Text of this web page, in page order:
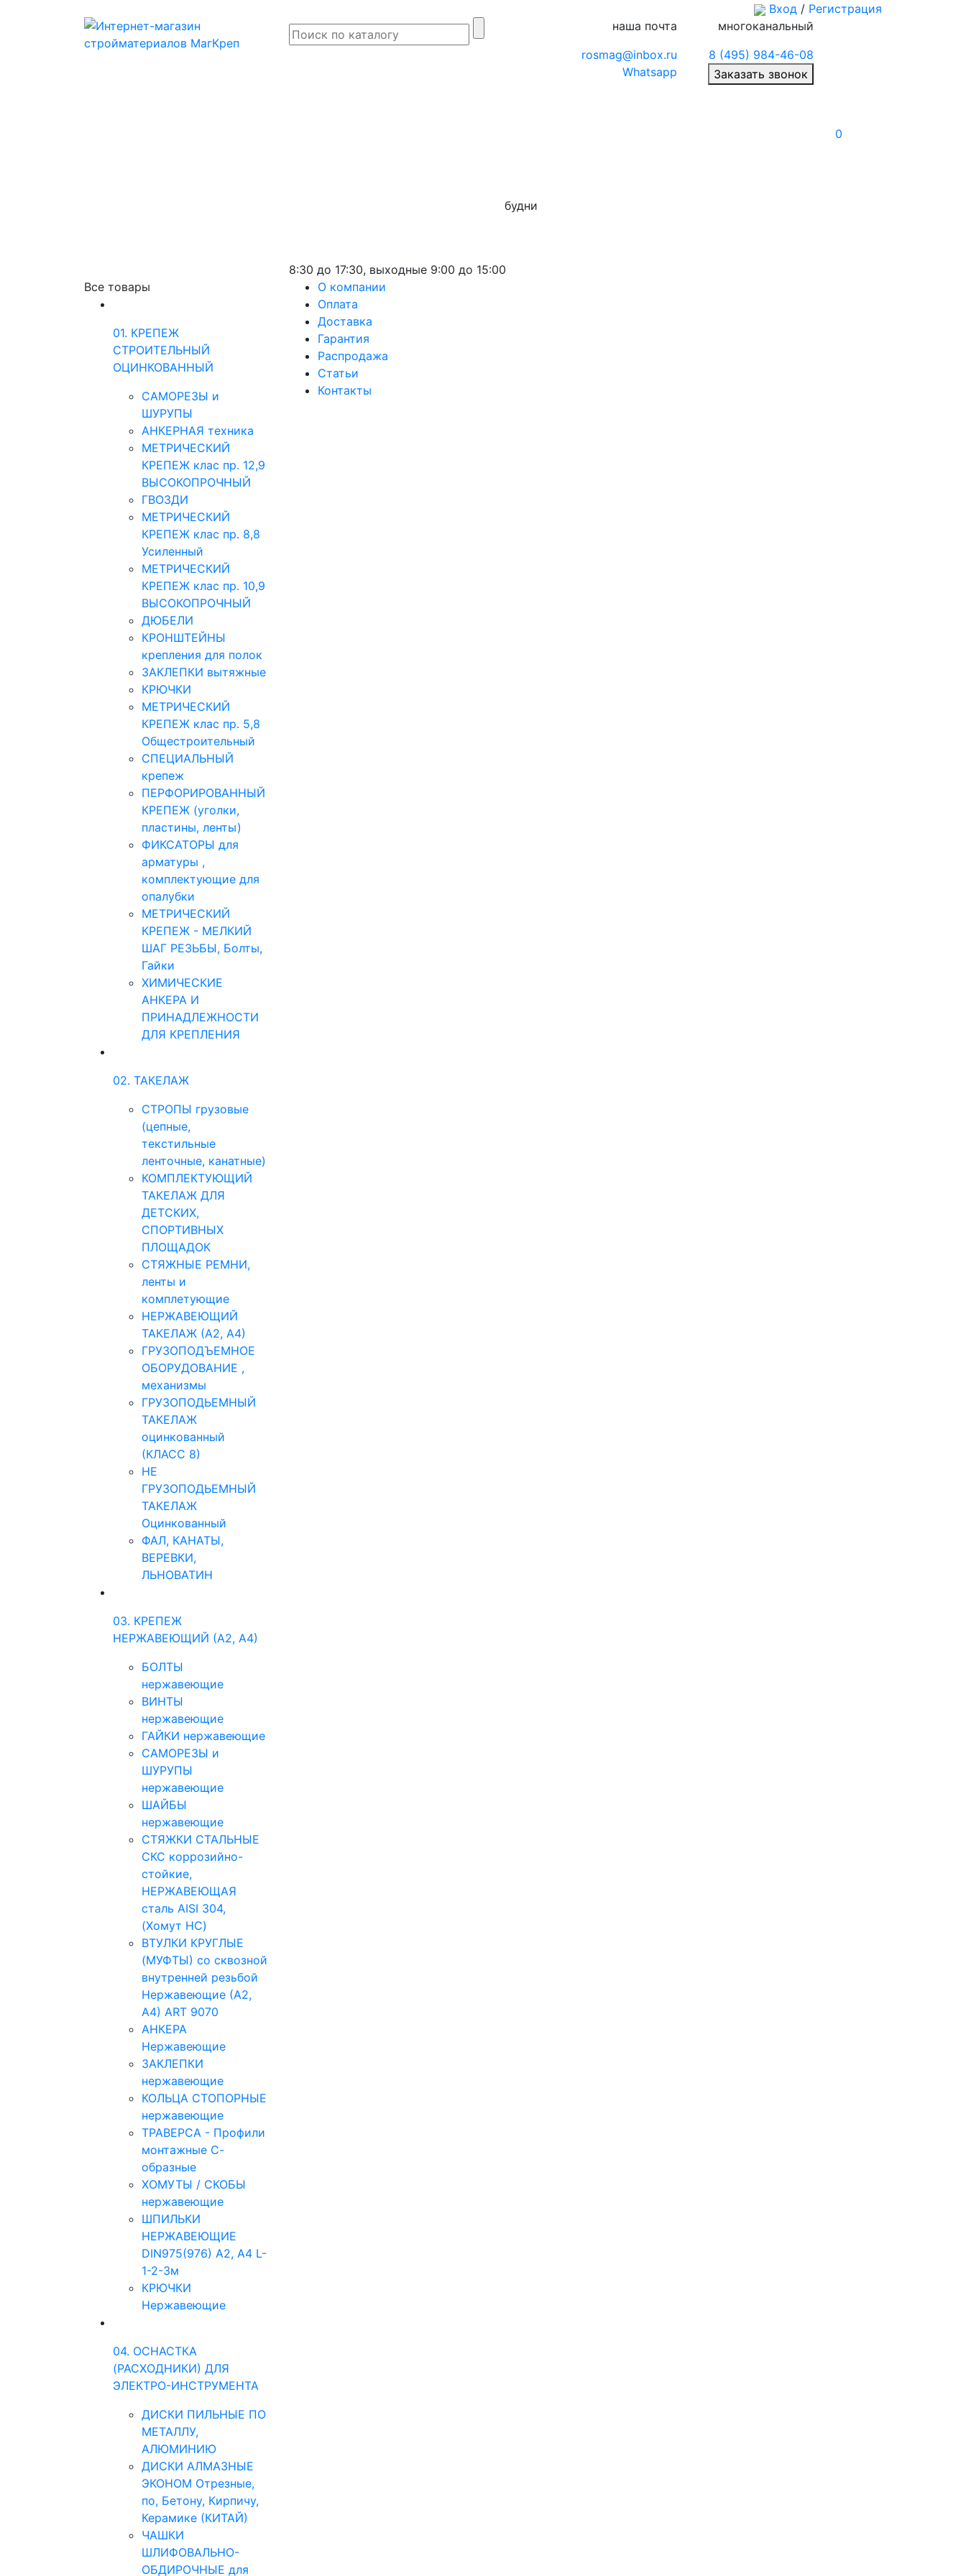
Вход / Регистрация
будни
8:30 до 17:30, выходные 9:00 до 15:00
наша почта
rosmag@inbox.ru
Whatsapp
многоканальный
8 (495) 984-46-08
Заказать звонок
0
Все товары
01. КРЕПЕЖ
СТРОИТЕЛЬНЫЙ
ОЦИНКОВАННЫЙ
САМОРЕЗЫ и
ШУРУПЫ
АНКЕРНАЯ техника
МЕТРИЧЕСКИЙ
КРЕПЕЖ клас пр. 12,9
ВЫСОКОПРОЧНЫЙ
ГВОЗДИ
МЕТРИЧЕСКИЙ
КРЕПЕЖ клас пр. 8,8
Усиленный
МЕТРИЧЕСКИЙ
КРЕПЕЖ клас пр. 10,9
ВЫСОКОПРОЧНЫЙ
ДЮБЕЛИ
КРОНШТЕЙНЫ
крепления для полок
ЗАКЛЕПКИ вытяжные
КРЮЧКИ
МЕТРИЧЕСКИЙ
КРЕПЕЖ клас пр. 5,8
Общестроительный
СПЕЦИАЛЬНЫЙ
крепеж
ПЕРФОРИРОВАННЫЙ
КРЕПЕЖ (уголки,
пластины, ленты)
ФИКСАТОРЫ для
арматуры ,
комплектующие для
опалубки
МЕТРИЧЕСКИЙ
КРЕПЕЖ - МЕЛКИЙ
ШАГ РЕЗЬБЫ, Болты,
Гайки
ХИМИЧЕСКИЕ
АНКЕРА И
ПРИНАДЛЕЖНОСТИ
ДЛЯ КРЕПЛЕНИЯ
02. ТАКЕЛАЖ
СТРОПЫ грузовые
(цепные,
текстильные
ленточные, канатные)
КОМПЛЕКТУЮЩИЙ
ТАКЕЛАЖ ДЛЯ
ДЕТСКИХ,
СПОРТИВНЫХ
ПЛОЩАДОК
СТЯЖНЫЕ РЕМНИ,
ленты и
комплетующие
НЕРЖАВЕЮЩИЙ
ТАКЕЛАЖ (А2, А4)
ГРУЗОПОДЪЕМНОЕ
ОБОРУДОВАНИЕ ,
механизмы
ГРУЗОПОДЬЕМНЫЙ
ТАКЕЛАЖ
оцинкованный
(КЛАСС 8)
НЕ
ГРУЗОПОДЬЕМНЫЙ
ТАКЕЛАЖ
Оцинкованный
ФАЛ, КАНАТЫ,
ВЕРЕВКИ,
ЛЬНОВАТИН
03. КРЕПЕЖ
НЕРЖАВЕЮЩИЙ (А2, А4)
БОЛТЫ
нержавеющие
ВИНТЫ
нержавеющие
ГАЙКИ нержавеющие
САМОРЕЗЫ и
ШУРУПЫ
нержавеющие
ШАЙБЫ
нержавеющие
СТЯЖКИ СТАЛЬНЫЕ
СКС коррозийно-
стойкие,
НЕРЖАВЕЮЩАЯ
сталь AISI 304,
(Хомут НС)
ВТУЛКИ КРУГЛЫЕ
(МУФТЫ) со сквозной
внутренней резьбой
Нержавеющие (А2,
А4) ART 9070
АНКЕРА
Нержавеющие
ЗАКЛЕПКИ
нержавеющие
КОЛЬЦА СТОПОРНЫЕ
нержавеющие
ТРАВЕРСА - Профили
монтажные С-
образные
ХОМУТЫ / СКОБЫ
нержавеющие
ШПИЛЬКИ
НЕРЖАВЕЮЩИЕ
DIN975(976) A2, А4 L-
1-2-3м
КРЮЧКИ
Нержавеющие
04. ОСНАСТКА
(РАСХОДНИКИ) ДЛЯ
ЭЛЕКТРО-ИНСТРУМЕНТА
ДИСКИ ПИЛЬНЫЕ ПО
МЕТАЛЛУ,
АЛЮМИНИЮ
ДИСКИ АЛМАЗНЫЕ
ЭКОНОМ Отрезные,
по, Бетону, Кирпичу,
Керамике (КИТАЙ)
ЧАШКИ
ШЛИФОВАЛЬНО-
ОБДИРОЧНЫЕ для
О компании
Оплата
Доставка
Гарантия
Распродажа
Статьи
Контакты